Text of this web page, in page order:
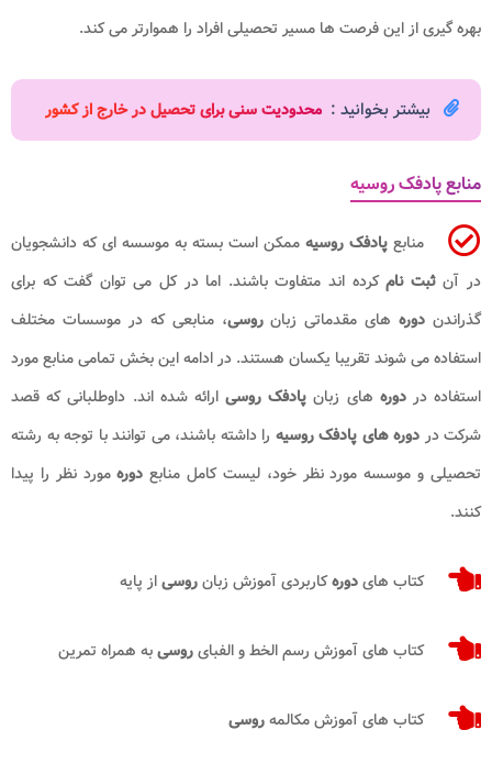
بهره گیری از این فرصت ها مسیر تحصیلی افراد را هموارتر می کند.
بیشتر بخوانید : محدودیت سنی برای تحصیل در خارج از کشور
منابع پادفک روسیه
منابع پادفک روسیه ممکن است بسته به موسسه ای که دانشجویان
در آنثبت نامکرده اند متفاوت باشند. اما در کل می توان گفت که برای
گذراندن دوره های مقدماتی زبانروسی، منابعی که در موسسات مختلف
استفاده می شوند تقریبا یکسان هستند. در ادامه این بخش تمامی منابع مورد
استفاده دردوره های زبان پادفک روسیارائه شده اند. داوطلبانی که قصد
شرکت در دوره های پادفک روسیه را داشته باشند، می توانند با توجه به رشته
تحصیلی و موسسه مورد نظر خود، لیست کامل منابع دورهمورد نظر را پیدا
کنند.
کتاب هایدورهکاربردی آموزش زبانروسیاز پایه
کتاب های آموزش رسم الخط و الفبایروسیبه همراه تمرین
کتاب های آموزش مکالمهروسی